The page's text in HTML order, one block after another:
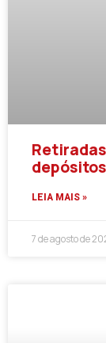
LEIA MAIS »
7 de agosto de